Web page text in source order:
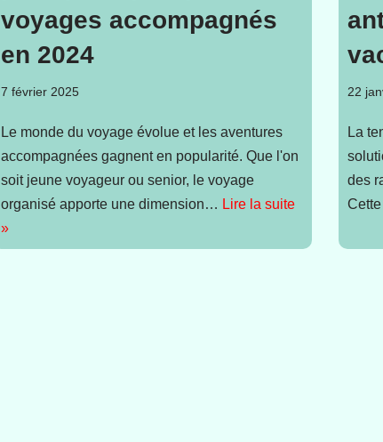
voyages accompagnés
en 2024
7 février 2025
Le monde du voyage évolue et les aventures
accompagnées gagnent en popularité. Que l'on
soit jeune voyageur ou senior, le voyage
organisé apporte une dimension… Lire la suite
»
22
La
des